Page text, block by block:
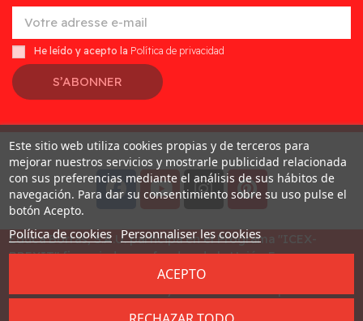
He leído y acepto la Política de privacidad
S’ABONNER
Desarrollado porAddis
Educa Borras, S.A.U. participa en el Programa "ICEX-
BREXIT" financiado por fondos de la Unión Europea, para
mitigar las consecuencias adversas de la retirada del
Este sitio web utiliza cookies propias y de terceros para
mejorar nuestros servicios y mostrarle publicidad relacionada
con sus preferencias mediante el análisis de sus hábitos de
navegación. Para dar su consentimiento sobre su uso pulse el
botón Acepto.
Política de cookies Personnaliser les cookies
ACEPTO